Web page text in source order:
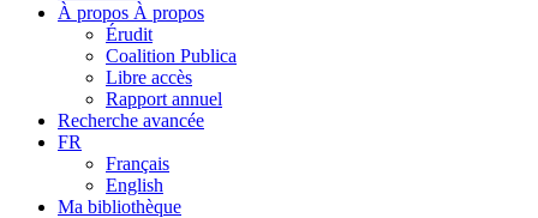
À propos À propos
Érudit
Coalition Publica
Libre accès
Rapport annuel
Recherche avancée
FR
Français
English
Ma bibliothèque